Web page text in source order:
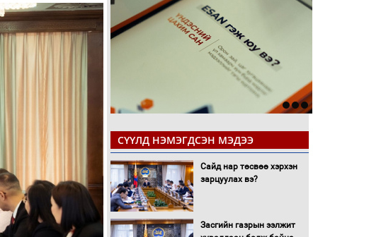
СҮҮЛД НЭМЭГДСЭН МЭДЭЭ
Сайд нар төсвөө хэрхэн
зарцуулах вэ?
Засгийн газрын ээлжит